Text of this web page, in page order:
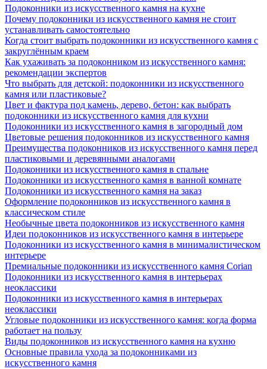
Подоконники из искусственного камня на кухне
Почему подоконники из искусственного камня не стоит
устанавливать самостоятельно
Когда стоит выбрать подоконники из искусственного камня с
закруглённым краем
Как ухаживать за подоконником из искусственного камня:
рекомендации экспертов
Что выбрать для детской: подоконники из искусственного
камня или пластиковые?
Цвет и фактура под камень, дерево, бетон: как выбрать
подоконники из искусственного камня для кухни
Подоконники из искусственного камня в загородный дом
Цветовые решения подоконников из искусственного камня
Преимущества подоконников из искусственного камня перед
пластиковыми и деревянными аналогами
Подоконники из искусственного камня в спальне
Подоконники из искусственного камня в ванной комнате
Подоконники из искусственного камня на заказ
Оформление подоконников из искусственного камня в
классическом стиле
Необычные цвета подоконников из искусственного камня
Идеи подоконников из искусственного камня в интерьере
Подоконники из искусственного камня в минималистическом
интерьере
Премиальные подоконники из искусственного камня Corian
Подоконники из искусственного камня в интерьерах
неоклассики
Подоконники из искусственного камня в интерьерах
неоклассики
Угловые подоконники из искусственного камня: когда форма
работает на пользу
Виды подоконников из искусственного камня на кухню
Основные правила ухода за подоконниками из
искусственного камня